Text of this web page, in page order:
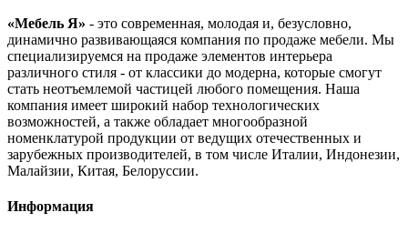
«Мебель Я» - это современная, молодая и, безусловно,
динамично развивающаяся компания по продаже мебели. Мы
специализируемся на продаже элементов интерьера
различного стиля - от классики до модерна, которые смогут
стать неотъемлемой частицей любого помещения. Наша
компания имеет широкий набор технологических
возможностей, а также обладает многообразной
номенклатурой продукции от ведущих отечественных и
зарубежных производителей, в том числе Италии, Индонезии,
Малайзии, Китая, Белоруссии.
Информация